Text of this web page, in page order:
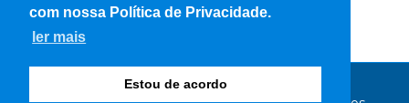
com nossa Política de Privacidade.
ler mais
Estou de acordo